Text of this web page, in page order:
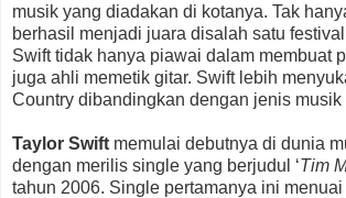
musik yang diadakan di kotanya. Tak
berhasil menjadi juara disalah satu
Swift tidak hanya piawai dalam membuat
juga ahli memetik gitar. Swift lebih
Country dibandingkan dengan jenis musik
Taylor Swift memulai debutnya di dunia
dengan merilis single yang berjudul ‘Tim
tahun 2006. Single pertamanya ini